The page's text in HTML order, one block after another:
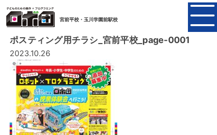
宮前平校・玉川学園前駅校
ポスティング用チラシ_宮前平校_page-0001
2023.10.26